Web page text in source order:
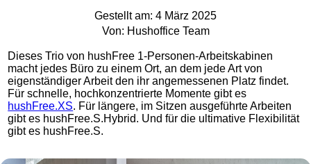
Gestellt am: 4 März 2025
Von: Hushoffice Team
Dieses Trio von hushFree 1-Personen-Arbeitskabinen
macht jedes Büro zu einem Ort, an dem jede Art von
eigenständiger Arbeit den ihr angemessenen Platz findet.
Für schnelle, hochkonzentrierte Momente gibt es
hushFree.XS. Für längere, im Sitzen ausgeführte Arbeiten
gibt es hushFree.S.Hybrid. Und für die ultimative Flexibilität
gibt es hushFree.S.